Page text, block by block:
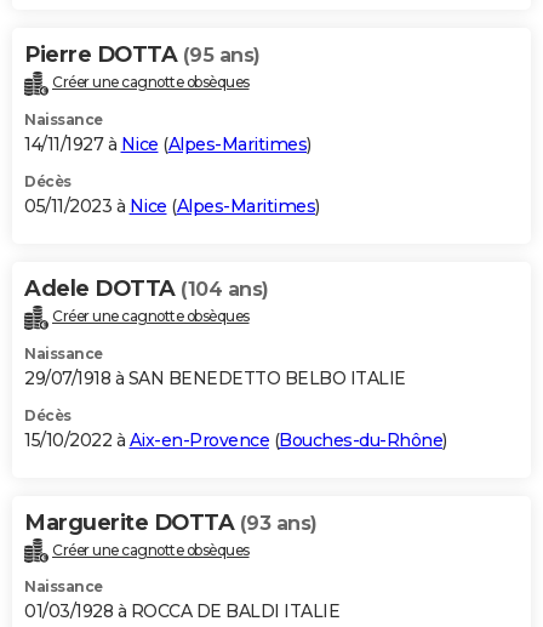
Bricolage
Lifestyle
Culture
Sport
Auto
Television
Voyage
Cinema
Pierre DOTTA (95 ans)
Créer une cagnotte obsèques
Naissance
14/11/1927 à Nice (Alpes-Maritimes)
Décès
05/11/2023 à Nice (Alpes-Maritimes)
Adele DOTTA (104 ans)
Créer une cagnotte obsèques
Naissance
29/07/1918 à SAN BENEDETTO BELBO ITALIE
Décès
15/10/2022 à Aix-en-Provence (Bouches-du-Rhône)
Marguerite DOTTA (93 ans)
Créer une cagnotte obsèques
Naissance
01/03/1928 à ROCCA DE BALDI ITALIE